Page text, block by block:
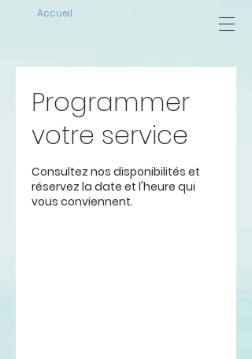
Accueil
Programmer
votre service
Consultez nos disponibilités et
réservez la date et l'heure qui
vous conviennent.